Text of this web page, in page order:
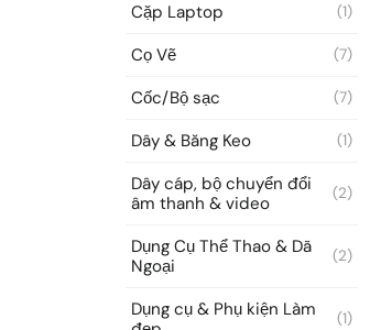
Cặp Laptop (1)
Cọ Vẽ (7)
Cốc/Bộ sạc (7)
Dây & Băng Keo (1)
Dây cáp, bộ chuyển đổi
âm thanh & video
(2)
Dụng Cụ Thể Thao & Dã
Ngoại
(2)
Dụng cụ & Phụ kiện Làm
(1)